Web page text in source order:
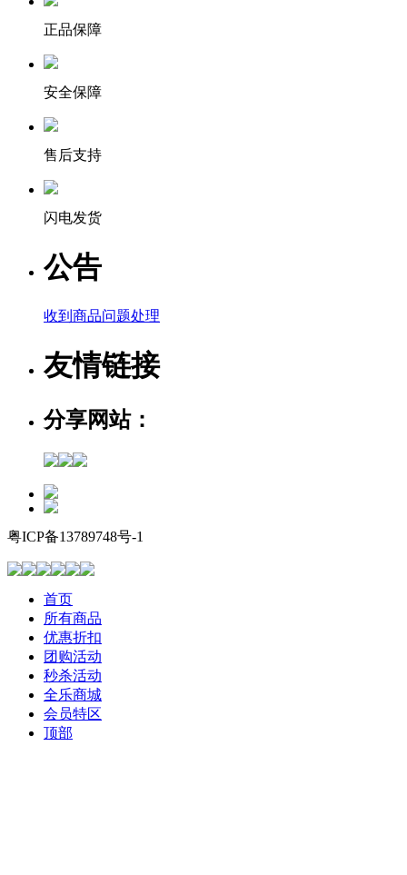
正品保障
安全保障
售后支持
闪电发货
公告
收到商品问题处理
友情链接
分享网站：
粤ICP备13789748号-1
首页
所有商品
优惠折扣
团购活动
秒杀活动
全乐商城
会员特区
顶部